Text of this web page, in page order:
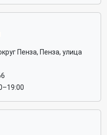
Пенза, Пенза, улица